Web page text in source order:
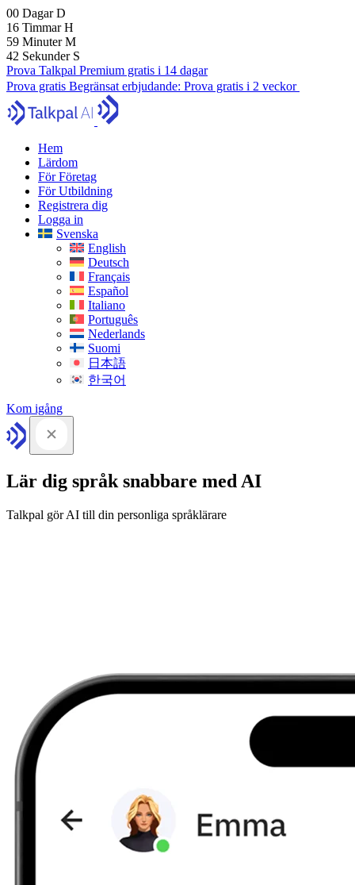
00 DagarD
16 TimmarH
59 MinuterM
40 Sekunder S
Prova Talkpal Premium gratis i 14 dagar
Prova gratis Begränsat erbjudande: Prova gratis i 2 veckor
Hem
Lärdom
För Företag
För Utbildning
Registrera dig
Logga in
Svenska
English
Deutsch
Français
Español
Italiano
Português
Nederlands
Suomi
日本語
한국어
Kom igång
Lär dig språk snabbare med AI
Talkpal gör AI till din personliga språklärare